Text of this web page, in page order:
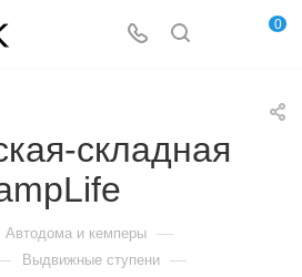
0
складная
Автодома и кемперы —
Выдвижные ступени —